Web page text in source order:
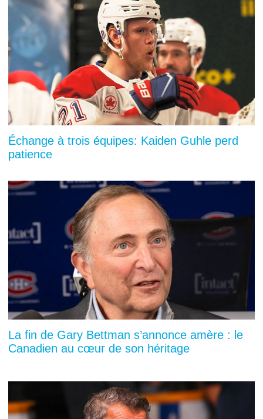
Échange à trois équipes: Kaiden Guhle perd
patience
La fin de Gary Bettman s’annonce amère : le
Canadien au cœur de son héritage